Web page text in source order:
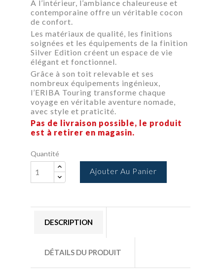
À l’intérieur, l’ambiance chaleureuse et
contemporaine offre un véritable cocon
de confort.
Les matériaux de qualité, les finitions
soignées et les équipements de la finition
Silver Edition créent un espace de vie
élégant et fonctionnel.
Grâce à son toit relevable et ses
nombreux équipements ingénieux,
l’ERIBA Touring transforme chaque
voyage en véritable aventure nomade,
avec style et praticité.
Pas de livraison possible, le produit
est à retirer en magasin.
Quantité
Ajouter Au Panier
DESCRIPTION
DÉTAILS DU PRODUIT